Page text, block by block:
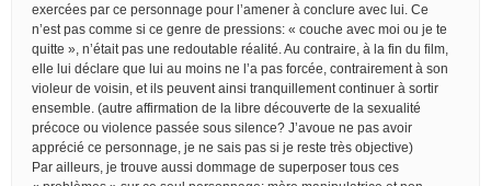
exercées par ce personnage pour l’amener à conclure avec lui. Ce
n’est pas comme si ce genre de pressions: « couche avec moi ou je te
quitte », n’était pas une redoutable réalité. Au contraire, à la fin du film,
elle lui déclare que lui au moins ne l’a pas forcée, contrairement à son
violeur de voisin, et ils peuvent ainsi tranquillement continuer à sortir
ensemble. (autre affirmation de la libre découverte de la sexualité
précoce ou violence passée sous silence? J’avoue ne pas avoir
apprécié ce personnage, je ne sais pas si je reste très objective)
Par ailleurs, je trouve aussi dommage de superposer tous ces